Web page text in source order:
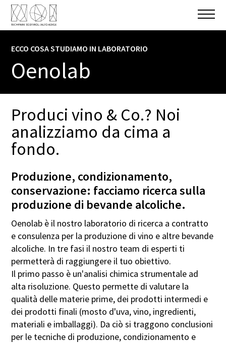
ECCO COSA STUDIAMO IN LABORATORIO
Oenolab
Produci vino & Co.? Noi
analizziamo da cima a
fondo.
Produzione, condizionamento,
conservazione: facciamo ricerca sulla
produzione di bevande alcoliche.
Oenolab è il nostro laboratorio di ricerca a contratto
e consulenza per la produzione di vino e altre bevande
alcoliche. In tre fasi il nostro team di esperti ti
permetterà di raggiungere il tuo obiettivo.
Il primo passo è un'analisi chimica strumentale ad
alta risoluzione. Questo permette di valutare la
qualità delle materie prime, dei prodotti intermedi e
dei prodotti finali (mosto d'uva, vino, ingredienti,
materiali e imballaggi). Da ciò si traggono conclusioni
per le tecniche di produzione, condizionamento e
INFORMARE E CONOSCERE
Food & Health
GESTIONE
Libera Università di Bolzano
FORM DI CONTATTO
Nome
Cognome
Istituto di ricerca/Istituzione
(facoltativo)
Ruolo (facoltativo)